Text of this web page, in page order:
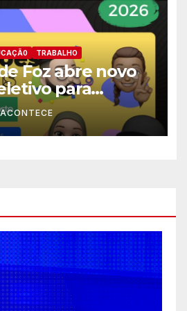
TRABALHO
Foz abre novo
para
ACONTECE